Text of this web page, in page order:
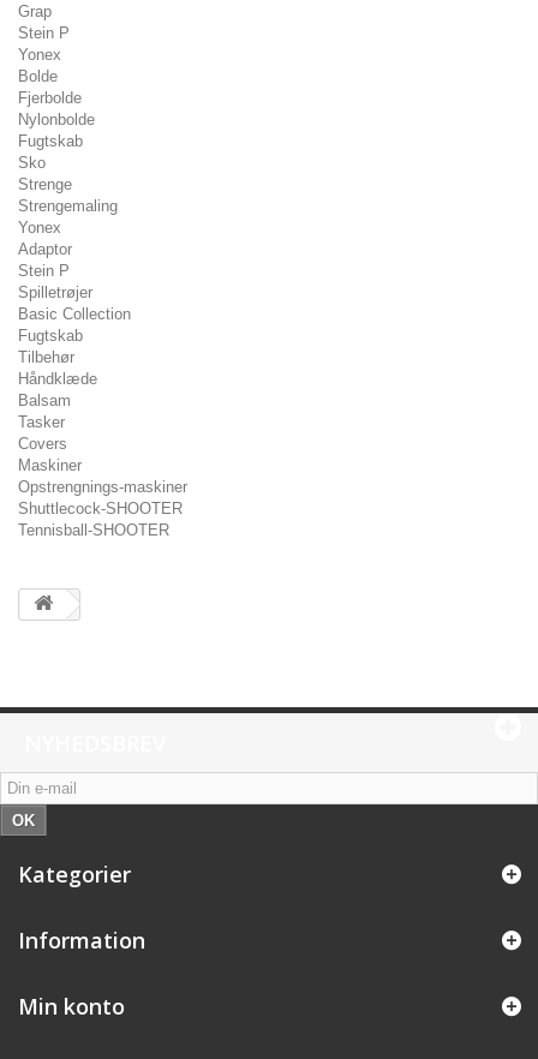
Grap
Stein P
Yonex
Bolde
Fjerbolde
Nylonbolde
Fugtskab
Sko
Strenge
Strengemaling
Yonex
Adaptor
Stein P
Spilletrøjer
Basic Collection
Fugtskab
Tilbehør
Håndklæde
Balsam
Tasker
Covers
Maskiner
Opstrengnings-maskiner
Shuttlecock-SHOOTER
Tennisball-SHOOTER
OK
Kategorier
Information
Min konto